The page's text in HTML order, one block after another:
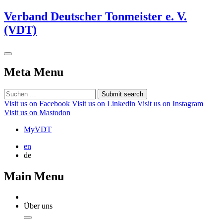
Verband Deutscher Tonmeister e. V.
(VDT)
Meta Menu
Submit search
Visit us on Facebook Visit us on Linkedin Visit us on Instagram
Visit us on Mastodon
MyVDT
en
de
Main Menu
Über uns